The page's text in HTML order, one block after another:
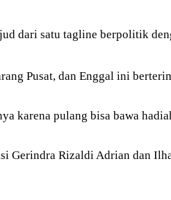
dari satu tagline berpolitik
Pusat, dan Enggal ini
karena pulang bisa bawa
Gerindra Rizaldi Adrian dan